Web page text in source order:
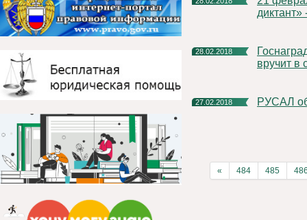
28.02.2018
Госнаграды победителям и призерам Олимпиады Путин
вручит в
27.02.2018 РУСАЛ
« 484 485